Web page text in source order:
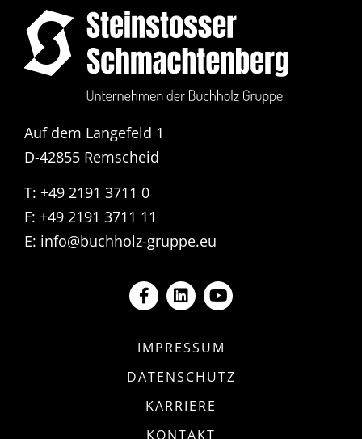
Auf dem Langefeld 1
D-42855 Remscheid
T: +49 2191 3711 0
F: +49 2191 3711 11
E: info@buchholz-gruppe.eu
IMPRESSUM
DATENSCHUTZ
KARRIERE
KONTAKT